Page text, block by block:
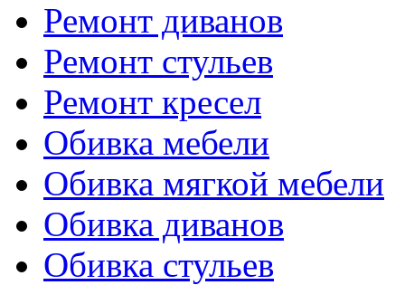
Ремонт диванов
Ремонт стульев
Ремонт кресел
Обивка мебели
Обивка мягкой мебели
Обивка диванов
Обивка стульев